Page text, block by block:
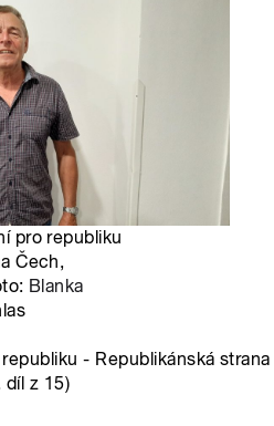
pro republiku
Čech,
Blanka
- Republikánská strana
díl z 15)